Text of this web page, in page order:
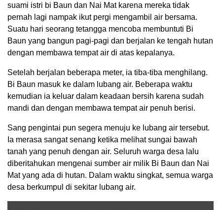
suami istri bi Baun dan Nai Mat karena mereka tidak
pernah lagi nampak ikut pergi mengambil air bersama.
Suatu hari seorang tetangga mencoba membuntuti Bi
Baun yang bangun pagi-pagi dan berjalan ke tengah hutan
dengan membawa tempat air di atas kepalanya.
Setelah berjalan beberapa meter, ia tiba-tiba menghilang.
Bi Baun masuk ke dalam lubang air. Beberapa waktu
kemudian ia keluar dalam keadaan bersih karena sudah
mandi dan dengan membawa tempat air penuh berisi.
Sang pengintai pun segera menuju ke lubang air tersebut.
Ia merasa sangat senang ketika melihat sungai bawah
tanah yang penuh dengan air. Seluruh warga desa lalu
diberitahukan mengenai sumber air milik Bi Baun dan Nai
Mat yang ada di hutan. Dalam waktu singkat, semua warga
desa berkumpul di sekitar lubang air.